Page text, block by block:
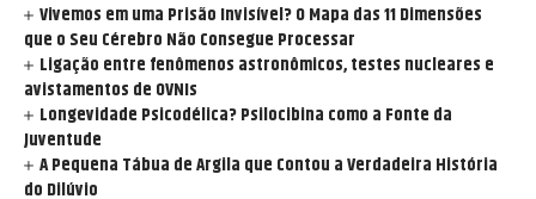
Vivemos em uma Prisão Invisível? O Mapa das 11 Dimensões
que o Seu Cérebro Não Consegue Processar
Ligação entre fenômenos astronômicos, testes nucleares e
avistamentos de OVNIs
Longevidade Psicodélica? Psilocibina como a Fonte da
Juventude
A Pequena Tábua de Argila que Contou a Verdadeira História
do Dilúvio